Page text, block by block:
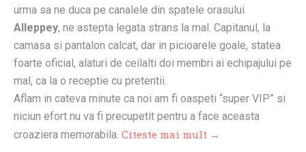
urma sa ne duca pe canalele din spatele orasului
Alleppey, ne astepta legata strans la mal. Capitanul, la
camasa si pantalon calcat, dar in picioarele goale, statea
foarte oficial, alaturi de ceilalti doi membri ai echipajului pe
mal, ca la o receptie cu pretentii.
Aflam in cateva minute ca noi am fi oaspeti “super VIP” si
niciun efort nu va fi precupetit pentru a face aceasta
croaziera memorabila. Citeste mai mult →